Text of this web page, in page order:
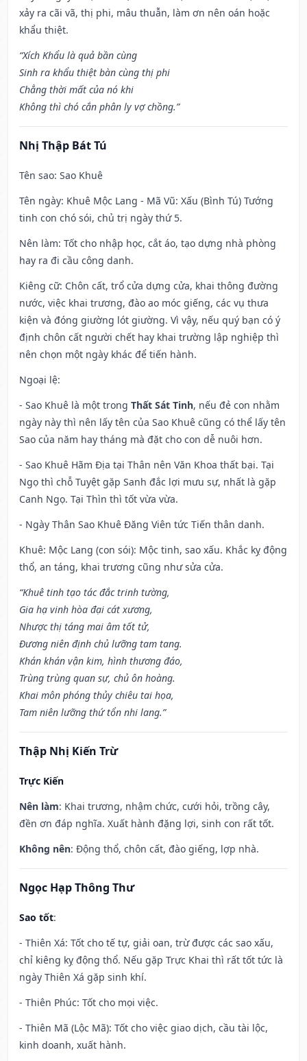
xảy ra cãi vã, thị phi, mâu thuẫn, làm ơn nên oán hoặc
khẩu thiệt.
“Xích Khẩu là quả bần cùng
Sinh ra khẩu thiệt bàn cùng thị phi
Chẳng thời mất của nó khi
Không thì chó cắn phân ly vợ chồng.”
Nhị Thập Bát Tú
Tên sao: Sao Khuê
Tên ngày: Khuê Mộc Lang - Mã Vũ: Xấu (Bình Tú) Tướng
tinh con chó sói, chủ trị ngày thứ 5.
Nên làm: Tốt cho nhập học, cắt áo, tạo dựng nhà phòng
hay ra đi cầu công danh.
Kiêng cữ: Chôn cất, trổ cửa dựng cửa, khai thông đường
nước, việc khai trương, đào ao móc giếng, các vụ thưa
kiện và đóng giường lót giường. Vì vậy, nếu quý bạn có ý
định chôn cất người chết hay khai trường lập nghiệp thì
nên chọn một ngày khác để tiến hành.
Ngoại lệ:
- Sao Khuê là một trong Thất Sát Tinh, nếu đẻ con nhằm
ngày này thì nên lấy tên của Sao Khuê cũng có thể lấy tên
Sao của năm hay tháng mà đặt cho con dễ nuôi hơn.
- Sao Khuê Hãm Địa tại Thân nên Văn Khoa thất bại. Tại
Ngọ thì chỗ Tuyệt gặp Sanh đắc lợi mưu sự, nhất là gặp
Canh Ngọ. Tại Thìn thì tốt vừa vừa.
- Ngày Thân Sao Khuê Đăng Viên tức Tiến thân danh.
Khuê: Mộc Lang (con sói): Mộc tinh, sao xấu. Khắc kỵ động
thổ, an táng, khai trương cũng như sửa cửa.
“Khuê tinh tạo tác đắc trinh tường,
Gia hạ vinh hòa đại cát xương,
Nhược thị táng mai âm tốt tử,
Đương niên định chủ lưỡng tam tang.
Khán khán vận kim, hình thương đáo,
Trùng trùng quan sự, chủ ôn hoàng.
Khai môn phóng thủy chiêu tai họa,
Tam niên lưỡng thứ tổn nhi lang.”
Thập Nhị Kiến Trừ
Trực Kiến
Nên làm: Khai trương, nhậm chức, cưới hỏi, trồng cây,
đền ơn đáp nghĩa. Xuất hành đặng lợi, sinh con rất tốt.
Không nên: Động thổ, chôn cất, đào giếng, lợp nhà.
Ngọc Hạp Thông Thư
Sao tốt:
- Thiên Xá: Tốt cho tế tự, giải oan, trừ được các sao xấu,
chỉ kiêng kỵ động thổ. Nếu gặp Trực Khai thì rất tốt tức là
ngày Thiên Xá gặp sinh khí.
- Thiên Phúc: Tốt cho mọi việc.
- Thiên Mã (Lộc Mã): Tốt cho việc giao dịch, cầu tài lộc,
kinh doanh, xuất hành.